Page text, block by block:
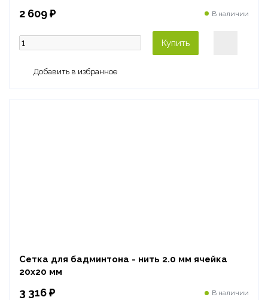
2 609 ₽ В наличии
Купить
Сетка для бадминтона - нить 2.0 мм ячейка
20х20 мм
3 316 ₽ В наличии